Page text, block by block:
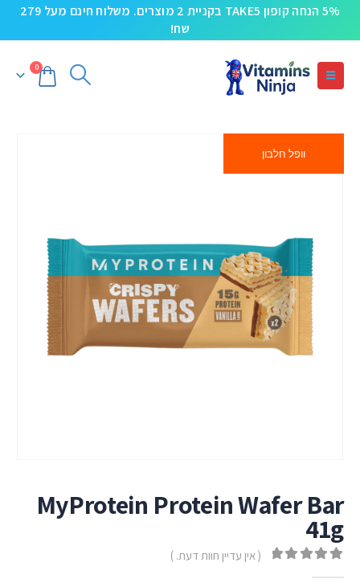
5% הנחה קופון TAKE5 בקניית 2 מוצרים. משלוח חינם מעל 279
שח!
0
וופל חלבון
MyProtein Protein Wafer Bar
41g
( אין עדיין חוות דעת. )